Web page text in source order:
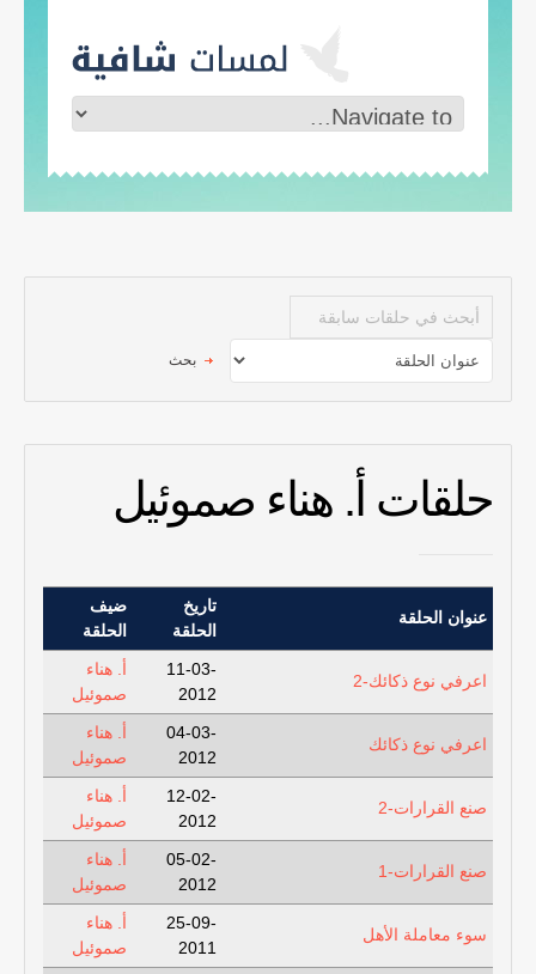
حلقات أ. هناء صموئيل
عنوان الحلقة
تاريخ
الحلقة
ضيف
الحلقة
اعرفي نوع ذكائك-2
11-03-
2012
أ. هناء
صموئيل
اعرفي نوع ذكائك
04-03-
2012
أ. هناء
صموئيل
صنع القرارات-2
12-02-
2012
أ. هناء
صموئيل
صنع القرارات-1
05-02-
2012
أ. هناء
صموئيل
سوء معاملة الأهل
25-09-
2011
أ. هناء
صموئيل